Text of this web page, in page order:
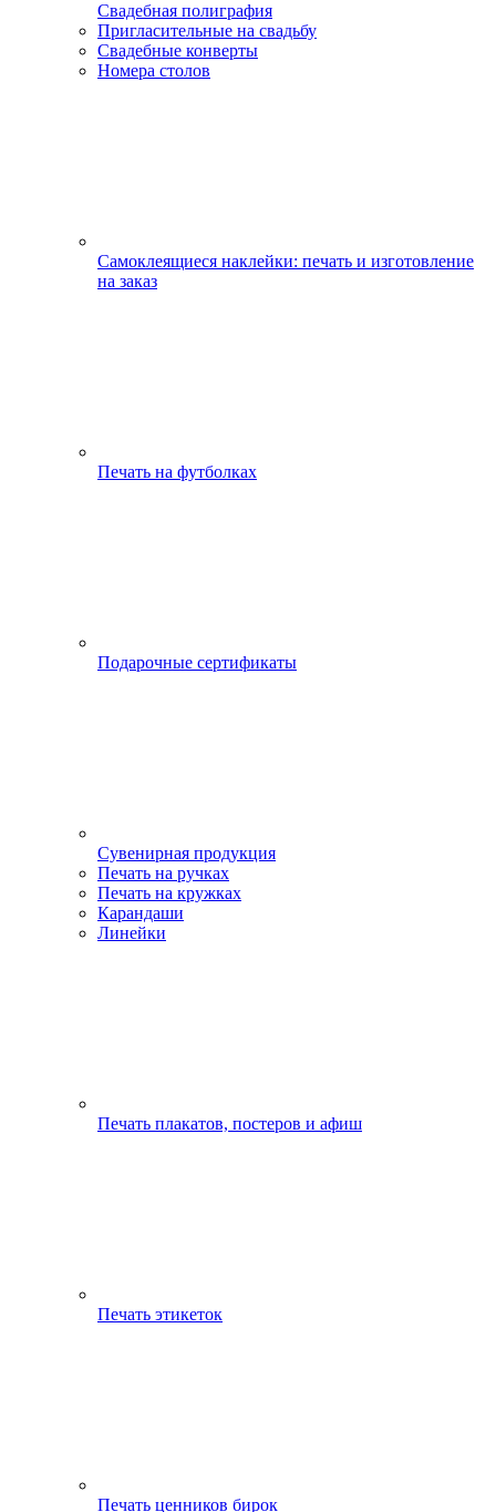
Свадебная полиграфия
Пригласительные на свадьбу
Свадебные конверты
Номера столов
Самоклеящиеся наклейки: печать и изготовление
на заказ
Печать на футболках
Подарочные сертификаты
Сувенирная продукция
Печать на ручках
Печать на кружках
Карандаши
Линейки
Печать плакатов, постеров и афиш
Печать этикеток
Печать ценников бирок